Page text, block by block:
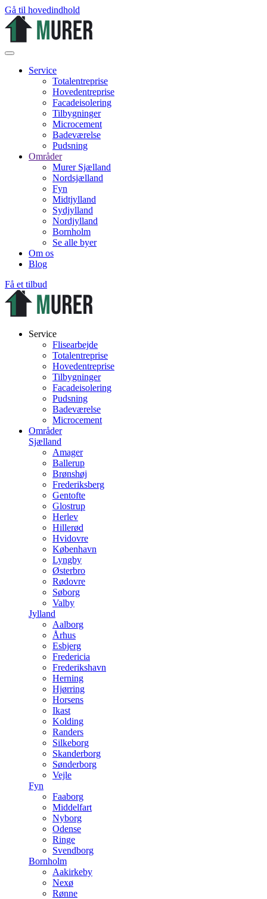
Gå til hovedindhold
Service
Totalentreprise
Hovedentreprise
Facadeisolering
Tilbygninger
Microcement
Badeværelse
Pudsning
Områder
Murer Sjælland
Nordsjælland
Fyn
Midtjylland
Sydjylland
Nordjylland
Bornholm
Se alle byer
Om os
Blog
Få et tilbud
Service
Flisearbejde
Totalentreprise
Hovedentreprise
Tilbygninger
Facadeisolering
Pudsning
Badeværelse
Microcement
Områder
Sjælland
Amager
Ballerup
Brønshøj
Frederiksberg
Gentofte
Glostrup
Herlev
Hillerød
Hvidovre
København
Lyngby
Østerbro
Rødovre
Søborg
Valby
Jylland
Aalborg
Århus
Esbjerg
Fredericia
Frederikshavn
Herning
Hjørring
Horsens
Ikast
Kolding
Randers
Silkeborg
Skanderborg
Sønderborg
Vejle
Fyn
Faaborg
Middelfart
Nyborg
Odense
Ringe
Svendborg
Bornholm
Aakirkeby
Nexø
Rønne